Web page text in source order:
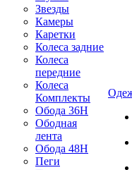
Звезды
Камеры
Каретки
Колеса задние
Колеса
передние
Колеса
Комплекты
Обода 36H
Ободная
лента
Обода 48H
Пеги